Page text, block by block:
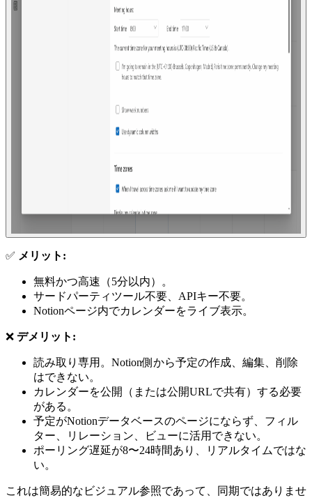
✅ メリット:
無料かつ高速（5分以内）。
サードパーティツール不要、APIキー不要。
Notionページ内でカレンダーをライブ表示。
❌ デメリット:
読み取り専用。Notion側から予定の作成、編集、削除
はできない。
カレンダーを公開（または公開URLで共有）する必要
がある。
予定がNotionデータベースのページにならず、フィル
ター、リレーション、ビューに活用できない。
ポーリング遅延が8〜24時間あり、リアルタイムではな
い。
これは簡易的なビジュアル参照であって、同期ではありませ